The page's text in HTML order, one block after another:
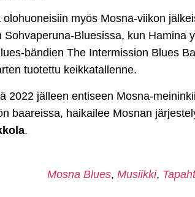
myös Mosna-viikon
Bluesissa, kun Hamina
bändien The Intermission Blues
tuotettu keikkatallenne.
2022 jälleen entiseen Mosna-
baareissa, haikailee Mosnan
.
Mosna Blues, Musiikki,